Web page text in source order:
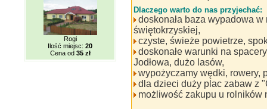
Rogi
Ilość miejsc: 20
Cena od 35 zł
Dlaczego warto do nas przyjechać:
doskonała baza wypadowa
świętokrzyskiej,
czyste, świeże powietrze,
doskonałe warunki na
Jodłowa, dużo lasów,
wypożyczamy wędki, rowery,
dla dzieci duży plac zabaw z
możliwość zakupu u rolników